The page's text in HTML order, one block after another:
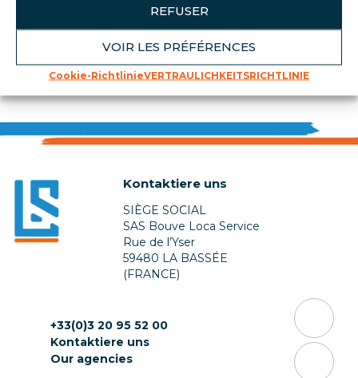
REFUSER
VOIR LES PRÉFÉRENCES
Cookie-RichtlinieVERTRAULICHKEITSRICHTLINIE
SHARE THIS ARTICLE
Zurück zur Liste
Kontaktiere uns
SIÈGE SOCIAL
SAS Bouve Loca Service
Rue de l’Yser
59480 LA BASSÉE
(FRANCE)
+33(0)3 20 95 52 00
Kontaktiere uns
Our agencies